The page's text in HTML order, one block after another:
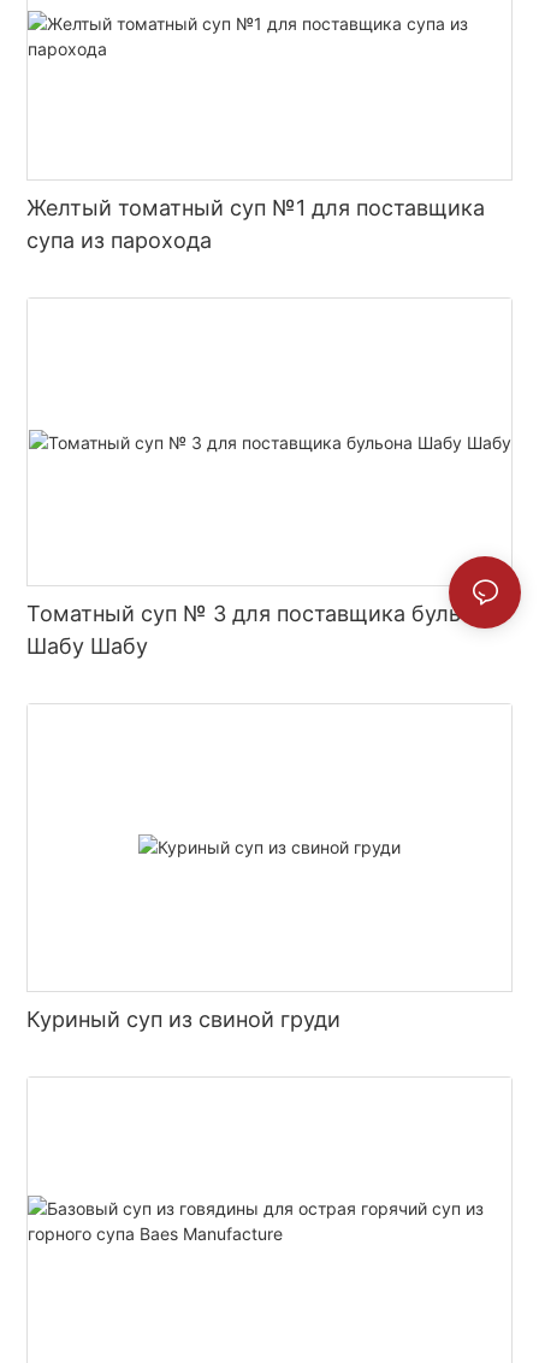
Желтый томатный суп №1 для поставщика
супа из парохода
Томатный суп № 3 для поставщика бульона
Шабу Шабу
Куриный суп из свиной груди